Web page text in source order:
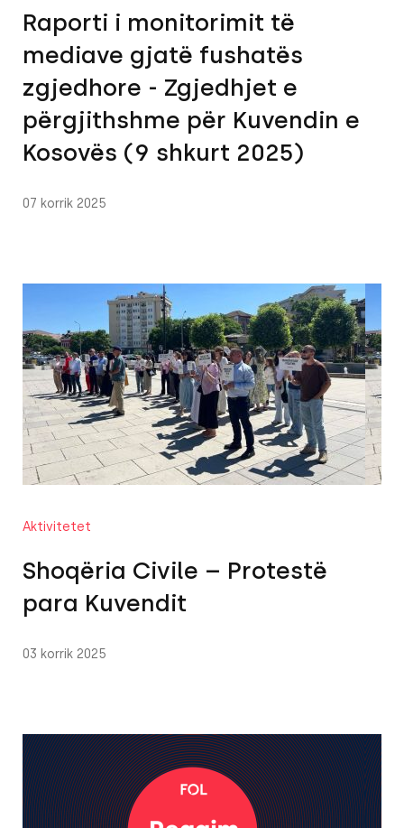
Raporti i monitorimit të
mediave gjatë fushatës
zgjedhore - Zgjedhjet e
përgjithshme për Kuvendin e
Kosovës (9 shkurt 2025)
07 korrik 2025
Aktivitetet
Shoqëria Civile – Protestë
para Kuvendit
03 korrik 2025